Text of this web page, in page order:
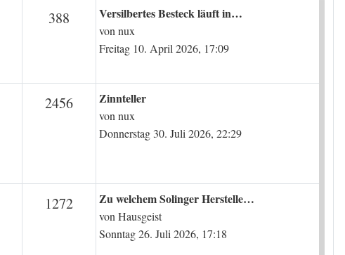
388 BeiträgeLetzter Beitrag
Versilbertes Besteck läuft in…
vonnux
Freitag 10. April 2026, 17:09
2456BeiträgeLetzter Beitrag
Zinnteller
vonnux
Donnerstag 30. Juli 2026, 22:29
1272BeiträgeLetzter Beitrag
Zu welchem Solinger Herstelle…
vonHausgeist
Sonntag 26. Juli 2026, 17:18